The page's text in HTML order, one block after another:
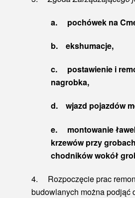
a. pochówek na
b. ekshumacje,
c. postawienie i
nagrobka,
d. wjazd pojazdów
e. montowanie
krzewów przy
chodników wokół
4. Rozpoczęcie prac
budowlanych można podjąć